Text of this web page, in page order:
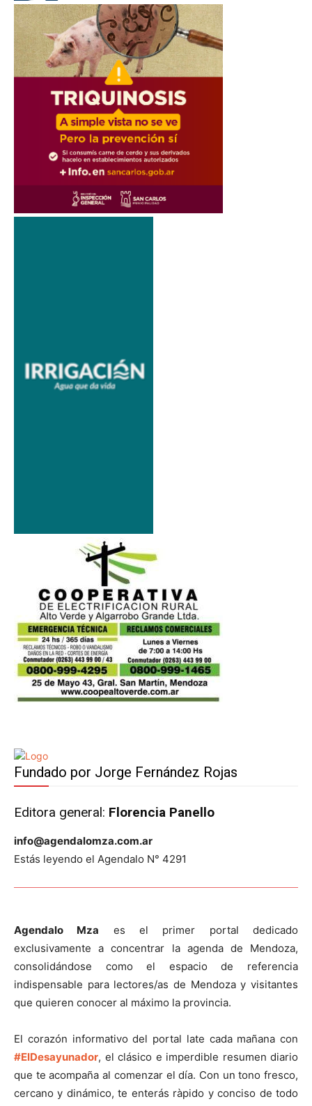
Fundado por Jorge Fernández Rojas
Editora general: Florencia Panello
info@agendalomza.com.ar
Estás leyendo el Agendalo N° 4291
Agendalo Mza es el primer portal dedicado
exclusivamente a concentrar la agenda de Mendoza,
consolidándose como el espacio de referencia
indispensable para lectores/as de Mendoza y visitantes
que quieren conocer al máximo la provincia.
El corazón informativo del portal late cada mañana con
#ElDesayunador, el clásico e imperdible resumen diario
que te acompaña al comenzar el día. Con un tono fresco,
cercano y dinámico, te enterás ràpido y conciso de todo